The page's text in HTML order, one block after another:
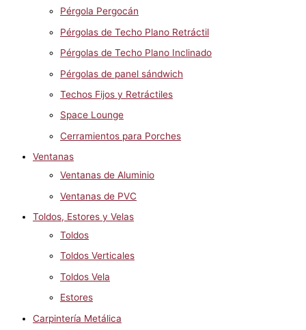
Pérgola Pergocán
Pérgolas de Techo Plano Retráctil
Pérgolas de Techo Plano Inclinado
Pérgolas de panel sándwich
Techos Fijos y Retráctiles
Space Lounge
Cerramientos para Porches
Ventanas
Ventanas de Aluminio
Ventanas de PVC
Toldos, Estores y Velas
Toldos
Toldos Verticales
Toldos Vela
Estores
Carpintería Metálica